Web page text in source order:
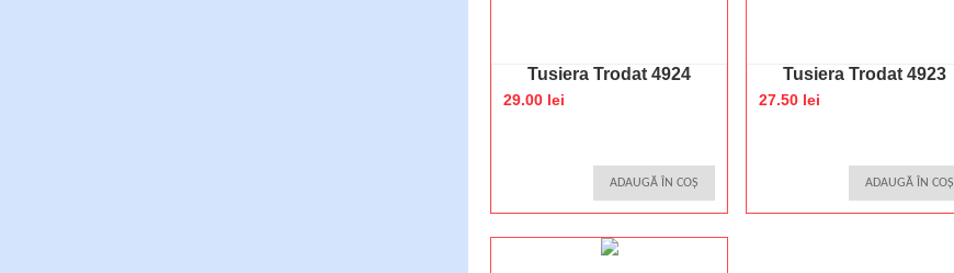
Tusiera Trodat 4924
29.00 lei
ADAUGĂ ÎN COȘ
Tusiera Trodat 4923
27.50 lei
ADAUGĂ ÎN COȘ